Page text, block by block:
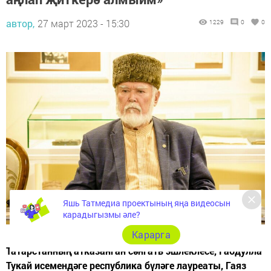
автор, 27 март 2023 - 15:30 1229 0 0
Татарстанның атказанган сәнгать эшлеклесе, Габдулла
Тукай исемендәге республика бүләге лауреаты, Гаяз
Яшь Татмедиа проектының яңа видеосын
карадыгызмы әле?
Карарга